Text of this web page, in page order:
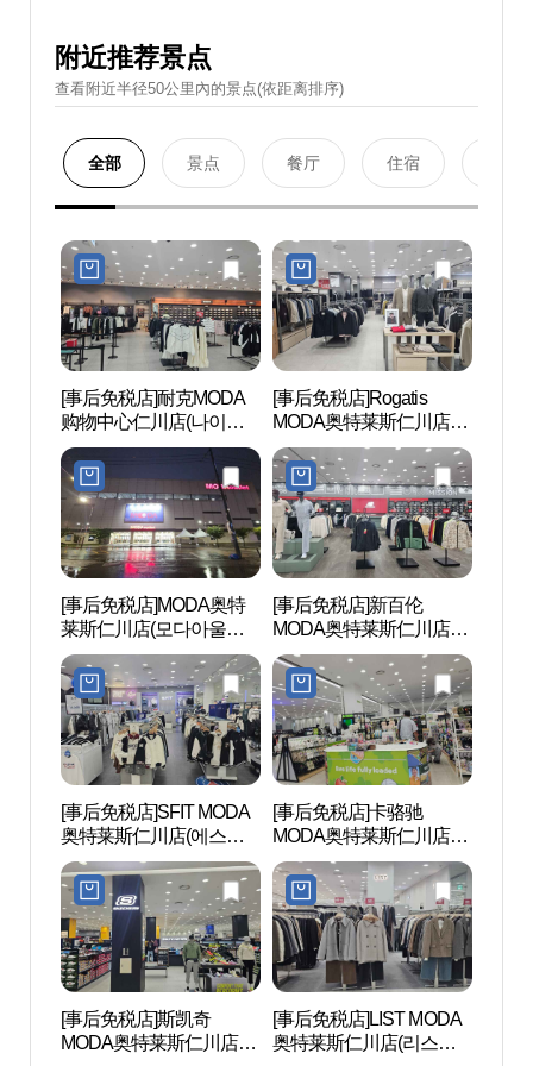
附近推荐景点
查看附近半径50公里內的景点(依距离排序)
全部 景点 餐厅 住宿
[事后免税店]耐克MODA
购物中心仁川店(나이키
모다아울렛 인천점)
[事后免税店]Rogatis
MODA奥特莱斯仁川店
(로가디스 모다아울렛 인
천점)
[事后免税店]MODA奥特
莱斯仁川店(모다아울렛
인천점)
[事后免税店]新百伦
MODA奥特莱斯仁川店
(뉴발란스 모다아울렛 인
천점)
[事后免税店]SFIT MODA
奥特莱斯仁川店(에스핏
모다아울렛 인천점)
[事后免税店]卡骆驰
MODA奥特莱斯仁川店
(크록스 모다아울렛 인천
점)
[事后免税店]斯凯奇
MODA奥特莱斯仁川店
[事后免税店]LIST MODA
奥特莱斯仁川店(리스트